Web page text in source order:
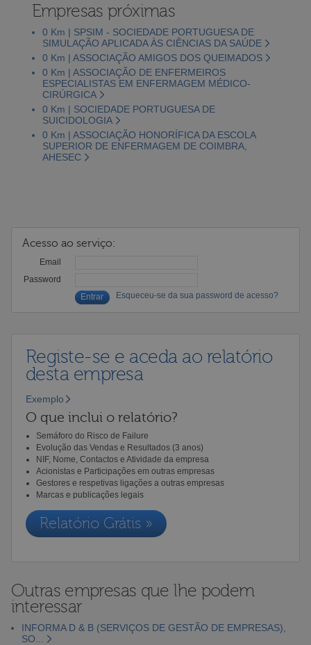
Empresas próximas
0 Km | SPSIM - SOCIEDADE PORTUGUESA DE
SIMULAÇÃO APLICADA ÀS CIÊNCIAS DA SAÚDE
0 Km | ASSOCIAÇÃO AMIGOS DOS QUEIMADOS
0 Km | ASSOCIAÇÃO DE ENFERMEIROS
ESPECIALISTAS EM ENFERMAGEM MÉDICO-
CIRÚRGICA
0 Km | SOCIEDADE PORTUGUESA DE
SUICIDOLOGIA
0 Km | ASSOCIAÇÃO HONORÍFICA DA ESCOLA
SUPERIOR DE ENFERMAGEM DE COIMBRA,
AHESEC
Acesso ao serviço:
Email
Password
Esqueceu-se da sua password de acesso?
Registe-se e aceda ao relatório
desta empresa
Exemplo
O que inclui o relatório?
Semáforo do Risco de Failure
Evolução das Vendas e Resultados (3 anos)
NIF, Nome, Contactos e Atividade da empresa
Acionistas e Participações em outras empresas
Gestores e respetivas ligações a outras empresas
Marcas e publicações legais
Relatório Grátis »
Outras empresas que lhe podem
interessar
INFORMA D & B (SERVIÇOS DE GESTÃO DE EMPRESAS),
SO...